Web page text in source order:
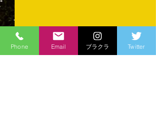
Phone Email ブラクラ Twitter